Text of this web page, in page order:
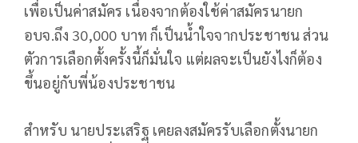
เพื่อเป็นค่าสมัคร เนื่องจากต้องใช้ค่าสมัครนายก
อบจ.ถึง 30,000 บาท ก็เป็นน้ำใจจากประชาชน ส่วน
ตัวการเลือกตั้งครั้งนี้ก็มั่นใจ แต่ผลจะเป็นยังไงก็ต้อง
ขึ้นอยู่กับพี่น้องประชาชน
สำหรับ นายประเสริฐ เคยลงสมัครรับเลือกตั้งนายก